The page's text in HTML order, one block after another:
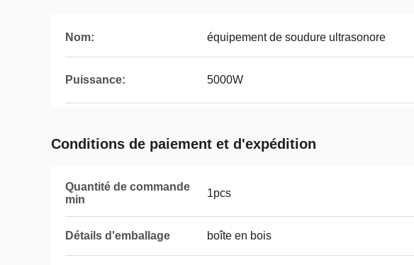
Nom: équipement de soudure ultrasonore
Puissance: 5000W
Conditions de paiement et d'expédition
Quantité de commande
min
1pcs
Détails d'emballage boîte en bois